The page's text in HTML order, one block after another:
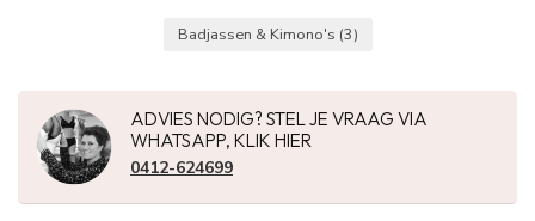
Badjassen & Kimono's (3)
ADVIES NODIG? STEL JE VRAAG VIA
WHATSAPP, KLIK HIER
0412-624699